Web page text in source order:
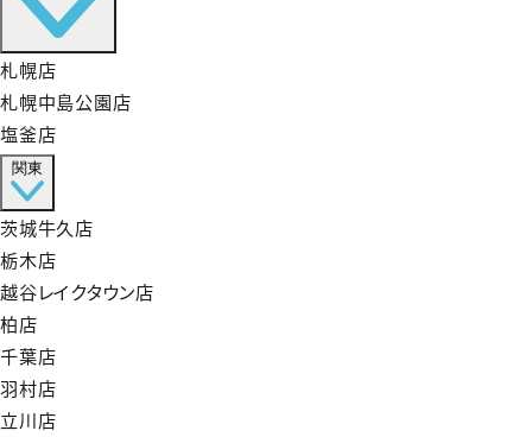
札幌店
札幌中島公園店
塩釜店
関東
茨城牛久店
栃木店
越谷レイクタウン店
柏店
千葉店
羽村店
立川店